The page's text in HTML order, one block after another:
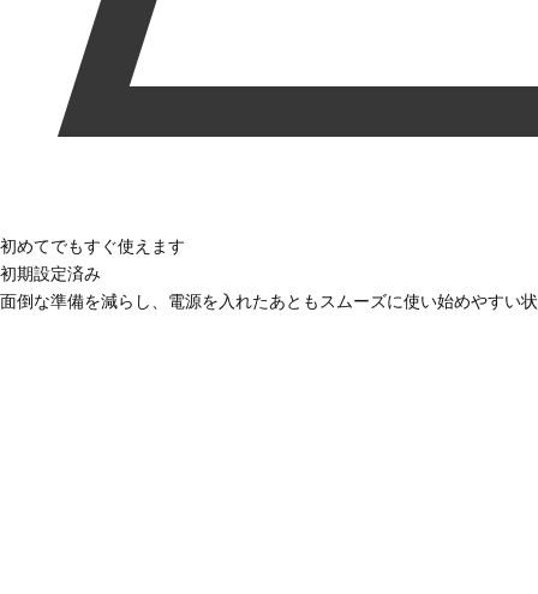
初めてでもすぐ使えます
初期設定済み
面倒な準備を減らし、電源を入れたあともスムーズに使い始めやすい